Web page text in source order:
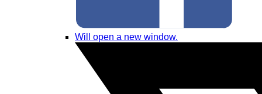
Will open a new window.